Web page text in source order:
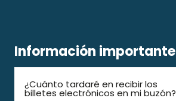
Información importante
¿Cuánto tardaré en recibir los
billetes electrónicos en mi buzón?